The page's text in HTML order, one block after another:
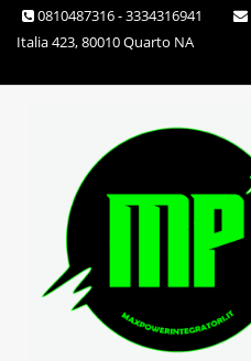
Skip 0810487316 - 3334316941
Italia 423, 80010 Quarto NA